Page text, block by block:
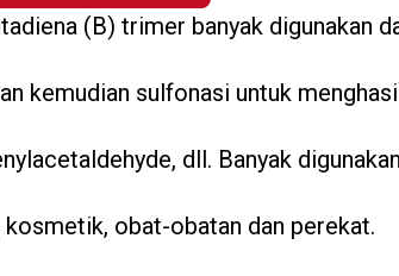
(B) trimer banyak digunakan
kemudian sulfonasi untuk
dll. Banyak
obat-obatan dan perekat.